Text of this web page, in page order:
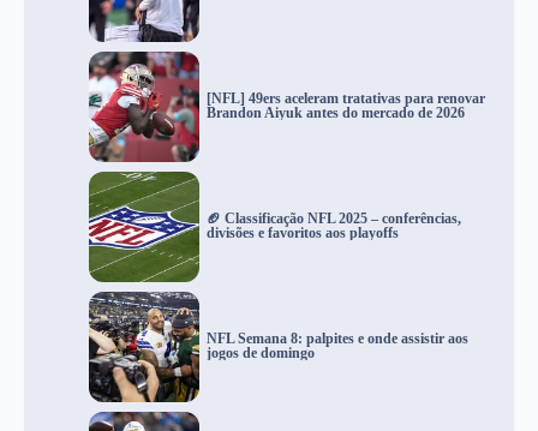
[NFL] 49ers aceleram tratativas para renovar
Brandon Aiyuk antes do mercado de 2026
🏈 Classificação NFL 2025 – conferências,
divisões e favoritos aos playoffs
NFL Semana 8: palpites e onde assistir aos
jogos de domingo